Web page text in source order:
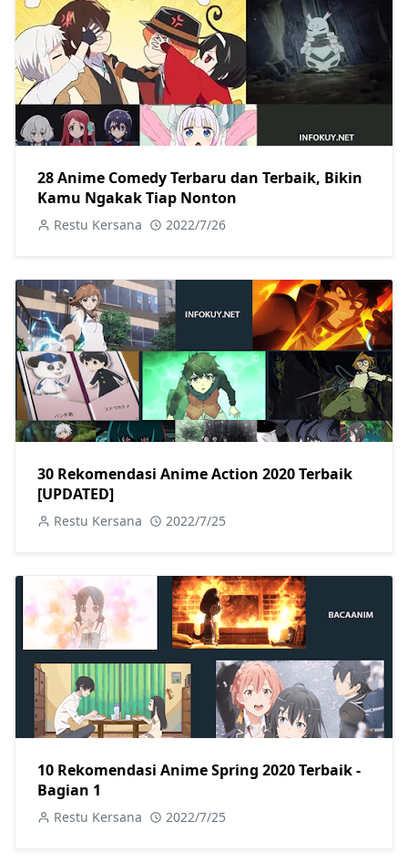
28 Anime Comedy Terbaru dan Terbaik, Bikin
Kamu Ngakak Tiap Nonton
Restu Kersana 2022/7/26
30 Rekomendasi Anime Action 2020 Terbaik
[UPDATED]
Restu Kersana 2022/7/25
10 Rekomendasi Anime Spring 2020 Terbaik -
Bagian 1
Restu Kersana 2022/7/25